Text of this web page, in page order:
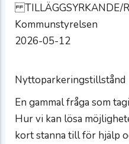
TILLÄGGSYRKANDE/
Kommunstyrelsen
2026-05-12
Nyttoparkeringstillstånd
En gammal fråga som
Hur vi kan lösa
kort stanna till för hjälp